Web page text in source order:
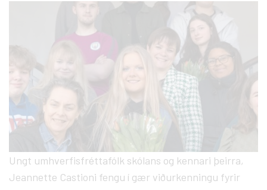
Ungt umhverfisfréttafólk skólans og kennari þeirra,
Jeannette Castioni fengu í gær viðurkenningu fyrir